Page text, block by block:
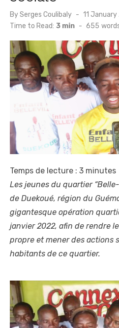
BySerges Coulibaly
Posted
on
11
Time to Read: 3 min - 655
Temps de lecture : 3 minutes
Les jeunes du quartier
de Duekoué, région du
gigantesque opération
janvier 2022, afin de rendre
propre et mener des actions
habitants de ce quartier.